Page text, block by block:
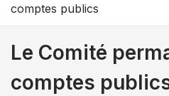
comptes publics
Le Comité
comptes